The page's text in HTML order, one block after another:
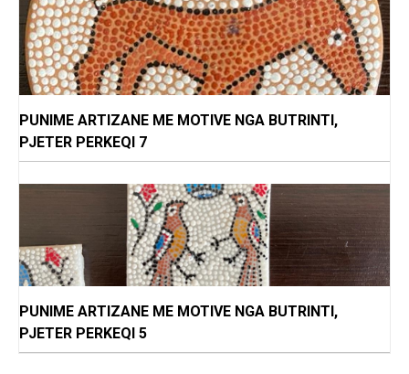
PUNIME ARTIZANE ME MOTIVE NGA BUTRINTI,
PJETER PERKEQI 7
PUNIME ARTIZANE ME MOTIVE NGA BUTRINTI,
PJETER PERKEQI 5